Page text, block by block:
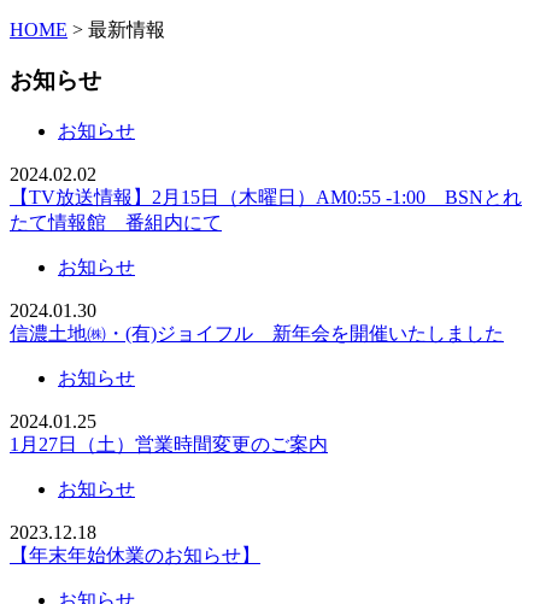
HOME > 最新情報
お知らせ
お知らせ
2024.02.02
【TV放送情報】2月15日（木曜日）AM0:55 -1:00 BSNとれ
たて情報館 番組内にて
お知らせ
2024.01.30
信濃土地㈱・(有)ジョイフル 新年会を開催いたしました
お知らせ
2024.01.25
1月27日（土）営業時間変更のご案内
お知らせ
2023.12.18
【年末年始休業のお知らせ】
お知らせ